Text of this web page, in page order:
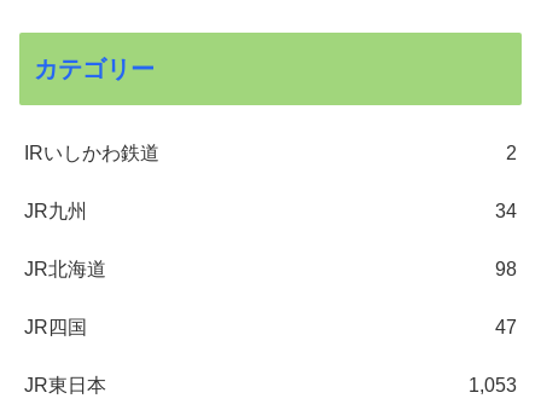
カテゴリー
IRいしかわ鉄道 2
JR九州 34
JR北海道 98
JR四国 47
JR東日本 1,053